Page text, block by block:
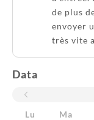
de plus
envoyer
très vite
Data
Lu
Ma